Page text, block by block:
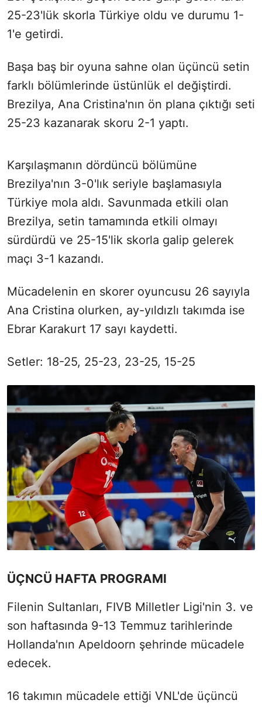
25-23'lük skorla Türkiye oldu ve durumu 1-
1'e getirdi.
Başa baş bir oyuna sahne olan üçüncü setin
farklı bölümlerinde üstünlük el değiştirdi.
Brezilya, Ana Cristina'nın ön plana çıktığı seti
25-23 kazanarak skoru 2-1 yaptı.
Karşılaşmanın dördüncü bölümüne
Brezilya'nın 3-0'lık seriyle başlamasıyla
Türkiye mola aldı. Savunmada etkili olan
Brezilya, setin tamamında etkili olmayı
sürdürdü ve 25-15'lik skorla galip gelerek
maçı 3-1 kazandı.
Mücadelenin en skorer oyuncusu 26 sayıyla
Ana Cristina olurken, ay-yıldızlı takımda ise
Ebrar Karakurt 17 sayı kaydetti.
Setler: 18-25, 25-23, 23-25, 15-25
ÜÇNCÜ HAFTA PROGRAMI
Filenin Sultanları, FIVB Milletler Ligi'nin 3. ve
son haftasında 9-13 Temmuz tarihlerinde
Hollanda'nın Apeldoorn şehrinde mücadele
edecek.
16 takımın mücadele ettiği VNL'de üçüncü